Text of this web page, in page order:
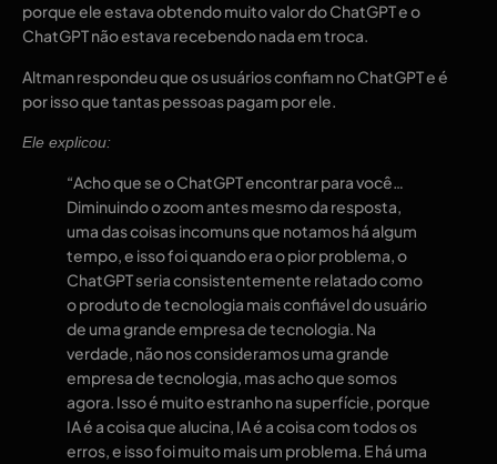
porque ele estava obtendo muito valor do ChatGPT e o
ChatGPT não estava recebendo nada em troca.
Altman respondeu que os usuários confiam no ChatGPT e é
por isso que tantas pessoas pagam por ele.
Ele explicou:
“Acho que se o ChatGPT encontrar para você…
Diminuindo o zoom antes mesmo da resposta,
uma das coisas incomuns que notamos há algum
tempo, e isso foi quando era o pior problema, o
ChatGPT seria consistentemente relatado como
o produto de tecnologia mais confiável do usuário
de uma grande empresa de tecnologia. Na
verdade, não nos consideramos uma grande
empresa de tecnologia, mas acho que somos
agora. Isso é muito estranho na superfície, porque
IA é a coisa que alucina, IA é a coisa com todos os
erros, e isso foi muito mais um problema. E há uma